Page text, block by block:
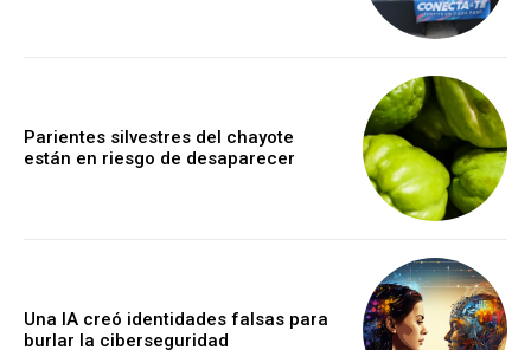
Parientes silvestres del chayote
están en riesgo de desaparecer
Una IA creó identidades falsas para
burlar la ciberseguridad